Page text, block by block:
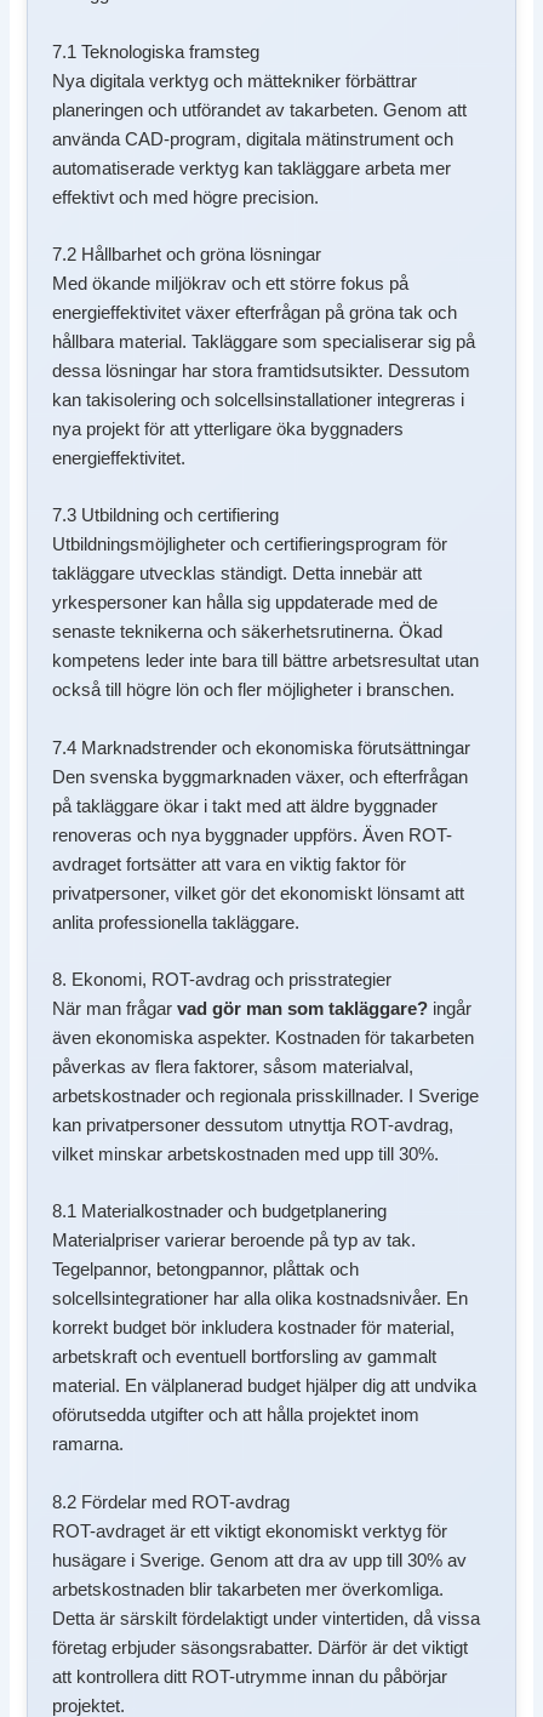
7.1 Teknologiska framsteg
Nya digitala verktyg och mättekniker förbättrar
planeringen och utförandet av takarbeten. Genom att
använda CAD-program, digitala mätinstrument och
automatiserade verktyg kan takläggare arbeta mer
effektivt och med högre precision.
7.2 Hållbarhet och gröna lösningar
Med ökande miljökrav och ett större fokus på
energieffektivitet växer efterfrågan på gröna tak och
hållbara material. Takläggare som specialiserar sig på
dessa lösningar har stora framtidsutsikter. Dessutom
kan takisolering och solcellsinstallationer integreras i
nya projekt för att ytterligare öka byggnaders
energieffektivitet.
7.3 Utbildning och certifiering
Utbildningsmöjligheter och certifieringsprogram för
takläggare utvecklas ständigt. Detta innebär att
yrkespersoner kan hålla sig uppdaterade med de
senaste teknikerna och säkerhetsrutinerna. Ökad
kompetens leder inte bara till bättre arbetsresultat utan
också till högre lön och fler möjligheter i branschen.
7.4 Marknadstrender och ekonomiska förutsättningar
Den svenska byggmarknaden växer, och efterfrågan
på takläggare ökar i takt med att äldre byggnader
renoveras och nya byggnader uppförs. Även ROT-
avdraget fortsätter att vara en viktig faktor för
privatpersoner, vilket gör det ekonomiskt lönsamt att
anlita professionella takläggare.
8. Ekonomi, ROT-avdrag och prisstrategier
När man frågarvad gör man som takläggare? ingår
även ekonomiska aspekter. Kostnaden för takarbeten
påverkas av flera faktorer, såsom materialval,
arbetskostnader och regionala prisskillnader. I Sverige
kan privatpersoner dessutom utnyttja ROT-avdrag,
vilket minskar arbetskostnaden med upp till 30%.
8.1 Materialkostnader och budgetplanering
Materialpriser varierar beroende på typ av tak.
Tegelpannor, betongpannor, plåttak och
solcellsintegrationer har alla olika kostnadsnivåer. En
korrekt budget bör inkludera kostnader för material,
arbetskraft och eventuell bortforsling av gammalt
material. En välplanerad budget hjälper dig att undvika
oförutsedda utgifter och att hålla projektet inom
ramarna.
8.2 Fördelar med ROT-avdrag
ROT-avdraget är ett viktigt ekonomiskt verktyg för
husägare i Sverige. Genom att dra av upp till 30% av
arbetskostnaden blir takarbeten mer överkomliga.
Detta är särskilt fördelaktigt under vintertiden, då vissa
företag erbjuder säsongsrabatter. Därför är det viktigt
att kontrollera ditt ROT-utrymme innan du påbörjar
projektet.